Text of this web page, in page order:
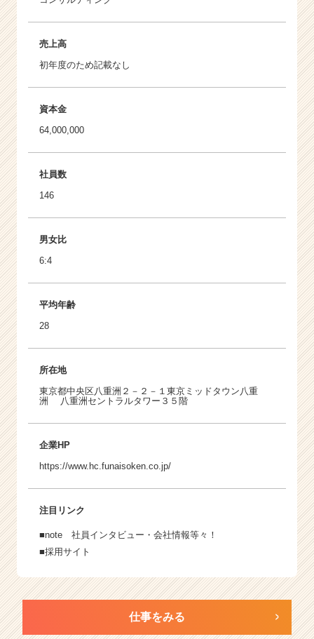
売上高
初年度のため記載なし
資本金
64,000,000
社員数
146
男女比
6:4
平均年齢
28
所在地
東京都中央区八重洲２－２－１東京ミッドタウン八重
洲 八重洲セントラルタワー３５階
企業HP
https://www.hc.funaisoken.co.jp/
注目リンク
■note 社員インタビュー・会社情報等々！
■採用サイト
仕事をみる